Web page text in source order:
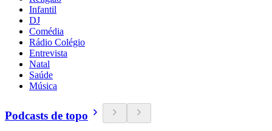
Infantil
DJ
Comédia
Rádio Colégio
Entrevista
Natal
Saúde
Música
Podcasts de topo